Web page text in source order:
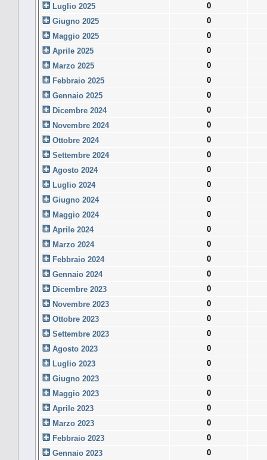
Luglio 2025
0
Giugno 2025
0
Maggio 2025
0
Aprile 2025
0
Marzo 2025
0
Febbraio 2025
0
Gennaio 2025
0
Dicembre 2024
0
Novembre 2024
0
Ottobre 2024
0
Settembre 2024
0
Agosto 2024
0
Luglio 2024
0
Giugno 2024
0
Maggio 2024
0
Aprile 2024
0
Marzo 2024
0
Febbraio 2024
0
Gennaio 2024
0
Dicembre 2023
0
Novembre 2023
0
Ottobre 2023
0
Settembre 2023
0
Agosto 2023
0
Luglio 2023
0
Giugno 2023
0
Maggio 2023
0
Aprile 2023
0
Marzo 2023
0
Febbraio 2023
0
Gennaio 2023
0